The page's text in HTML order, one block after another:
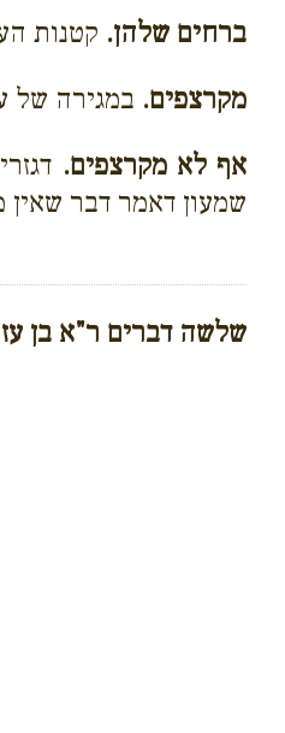
ברחים שלהן. קטנות
מקרצפים. במגירה של
אף לא מקרצפים.
שמעון דאמר דבר שאין
שלשה דברים ר"א בן